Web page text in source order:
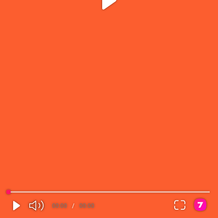
00:00 / 00:00